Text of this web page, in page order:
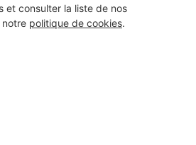
et consulter la liste de nos
politique de cookies.